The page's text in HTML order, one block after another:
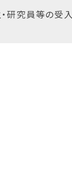
研究員等の受入